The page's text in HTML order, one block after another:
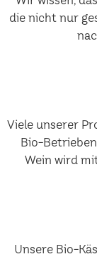
die nicht nur
Viele unserer
Bio-
Wein wird
Unsere Bio-